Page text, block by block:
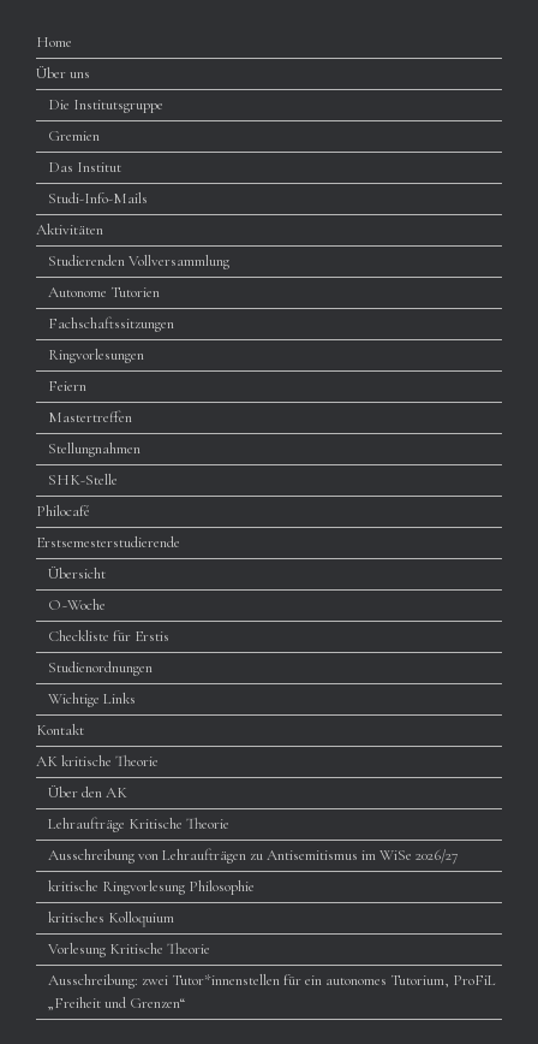
Home
Über uns
Die Institutsgruppe
Gremien
Das Institut
Studi-Info-Mails
Aktivitäten
Studierenden Vollversammlung
Autonome Tutorien
Fachschaftssitzungen
Ringvorlesungen
Feiern
Mastertreffen
Stellungnahmen
SHK-Stelle
Philocafé
Erstsemesterstudierende
Übersicht
O~Woche
Checkliste für Erstis
Studienordnungen
Wichtige Links
Kontakt
AK kritische Theorie
Über den AK
Lehraufträge Kritische Theorie
Ausschreibung von Lehraufträgen zu Antisemitismus im WiSe 2026/27
kritische Ringvorlesung Philosophie
kritisches Kolloquium
Vorlesung Kritische Theorie
Ausschreibung: zwei Tutor*innenstellen für ein autonomes Tutorium, ProFiL
„Freiheit und Grenzen“